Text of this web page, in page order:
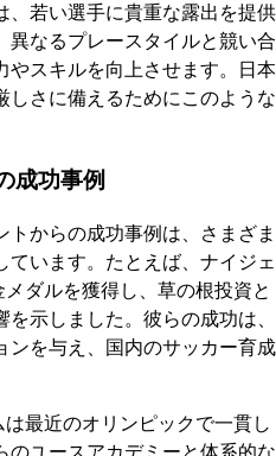
、若い選手に貴重な露出を提供
異なるプレースタイルと競い合
やスキルを向上させます。日本
しさに備えるためにこのような
成功事例
からの成功事例は、さまざま
います。たとえば、ナイジェ
ダルを獲得し、草の根投資と
示しました。彼らの成功は、
ンを与え、国内のサッカー育成
最近のオリンピックで一貫し
のユースアカデミーと体系的な